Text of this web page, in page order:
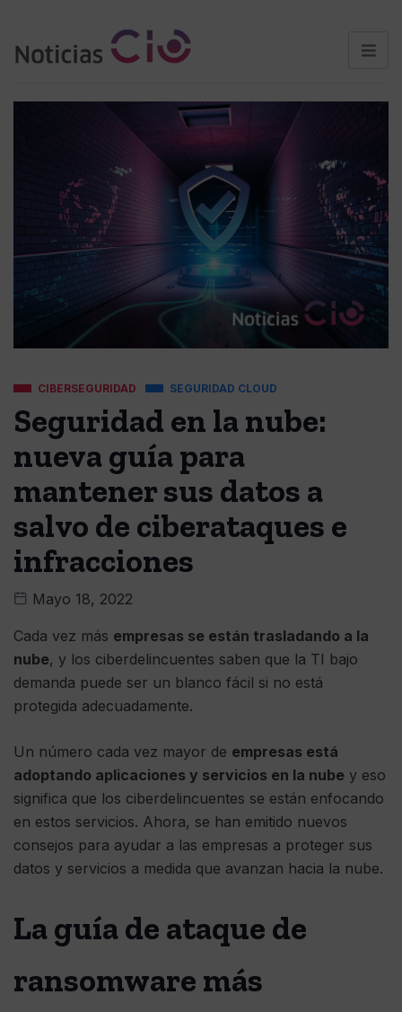
CIBERSEGURIDAD SEGURIDAD CLOUD
Seguridad en la nube:
nueva guía para
mantener sus datos a
salvo de ciberataques e
infracciones
Mayo 18, 2022
Cada vez más empresas se están trasladando a la
nube, y los ciberdelincuentes saben que la TI bajo
demanda puede ser un blanco fácil si no está
protegida adecuadamente.
Un número cada vez mayor de empresas está
adoptando aplicaciones y servicios en la nube y eso
significa que los ciberdelincuentes se están enfocando
en estos servicios. Ahora, se han emitido nuevos
consejos para ayudar a las empresas a proteger sus
datos y servicios a medida que avanzan hacia la nube.
La guía de ataque de
ransomware más